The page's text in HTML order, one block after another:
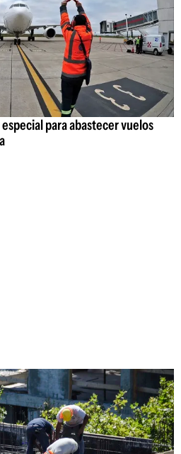
para abastecer vuelos